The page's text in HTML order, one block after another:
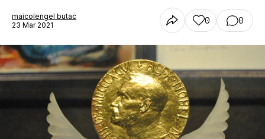
SCIENZA E TECNOLOGIA
SALUTE E MEDICINA
STORIA E CITAZIONI
maicolengel butac
23 Mar 2021
0 0